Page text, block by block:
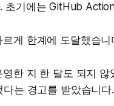
초기에는 GitHub
게 한계에 도달했습니
영한 지 한 달도 되지
는 경고를 받았습니다.